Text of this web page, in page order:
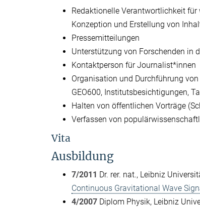
Redaktionelle Verantwortlichkeit für
Konzeption und Erstellung von
Pressemitteilungen
Unterstützung von Forschenden in
Kontaktperson für Journalist*innen
Organisation und Durchführung
GEO600, Institutsbesichtigungen,
Halten von öffentlichen Vorträge
Verfassen von
Vita
Ausbildung
7/2011 Dr. rer. nat., Leibniz
Continuous Gravitational Wave
4/2007 Diplom Physik, Leibniz